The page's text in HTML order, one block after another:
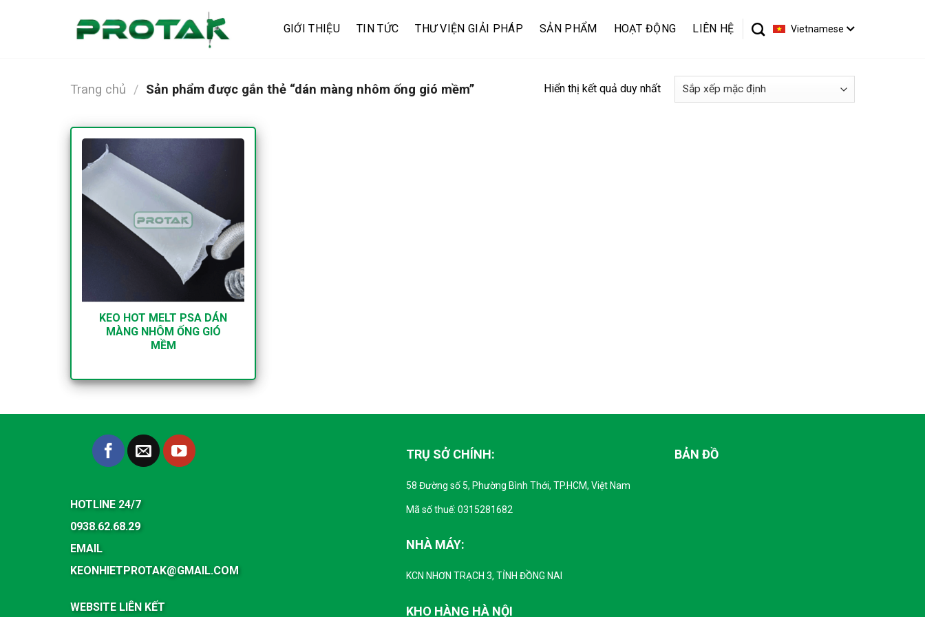
GIỚI THIỆU TIN TỨC THƯ VIỆN GIẢI PHÁP SẢN PHẨM HOẠT ĐỘNG LIÊN HỆ Vietnamese
Trang chủ / Sản phẩm được gắn thẻ “dán màng nhôm ống gió mềm” Hiển thị kết quả duy nhất
KEO HOT MELT PSA DÁN
MÀNG NHÔM ỐNG GIÓ
MỀM
HOTLINE 24/7
0938.62.68.29
EMAIL
KEONHIETPROTAK@GMAIL.COM
WEBSITE LIÊN KẾT
TRỤ SỞ CHÍNH:
58 Đường số 5, Phường Bình Thới, TP.HCM, Việt Nam
Mã số thuế: 0315281682
NHÀ MÁY:
KCN NHƠN TRẠCH 3, TỈNH ĐỒNG NAI
KHO HÀNG HÀ NỘI
BẢN ĐỒ